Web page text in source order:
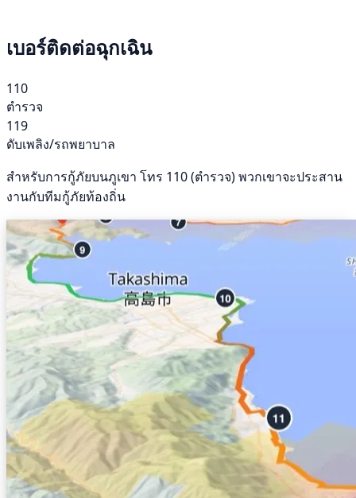
เบอร์ติดต่อฉุกเฉิน
110
ตำรวจ
119
ดับเพลิง/รถพยาบาล
สำหรับการกู้ภัยบนภูเขา โทร 110 (ตำรวจ) พวกเขาจะประสาน
งานกับทีมกู้ภัยท้องถิ่น